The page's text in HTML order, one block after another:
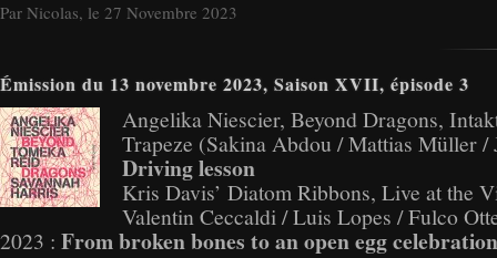
Par Nicolas, le 27 Novembre 2023
Émission du 13 novembre 2023, Saison XVII, épisode 3
Angelika Niescier, Beyond Dragons,
Trapeze (Sakina Abdou / Mattias Müller
Driving lesson
Kris Davis’ Diatom Ribbons, Live at the
Valentin Ceccaldi / Luis Lopes / Fulco
2023 : From broken bones to an open egg celebration